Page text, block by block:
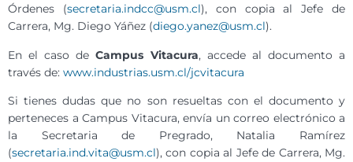
Órdenes (secretaria.indcc@usm.cl), con copia al Jefe de
Carrera, Mg. Diego Yáñez (diego.yanez@usm.cl).
En el caso deCampus Vitacura, accede al documento a
través de: www.industrias.usm.cl/jcvitacura
Si tienes dudas que no son resueltas con el documento y
perteneces a Campus Vitacura, envía un correo electrónico a
la Secretaria de Pregrado, Natalia Ramírez
(secretaria.ind.vita@usm.cl), con copia al Jefe de Carrera, Mg.